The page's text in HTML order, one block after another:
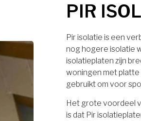
PIR
Pir isolatie is een
nog hogere isolatie
isolatieplaten zijn
woningen met platte
gebruikt om voor
Het grote voordeel
is dat Pir